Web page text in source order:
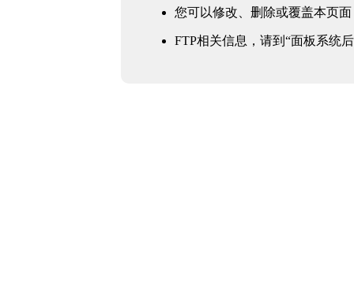
您可以修改、删除或覆盖本页面
FTP相关信息，请到“面板系统